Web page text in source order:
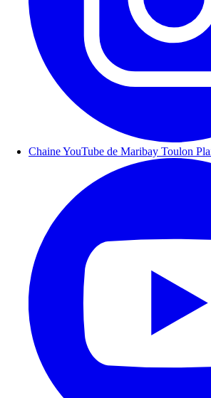
Chaine YouTube de Maribay Toulon